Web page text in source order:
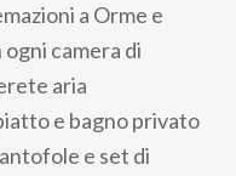
a Orme e
camera di
aria
e bagno privato
e set di